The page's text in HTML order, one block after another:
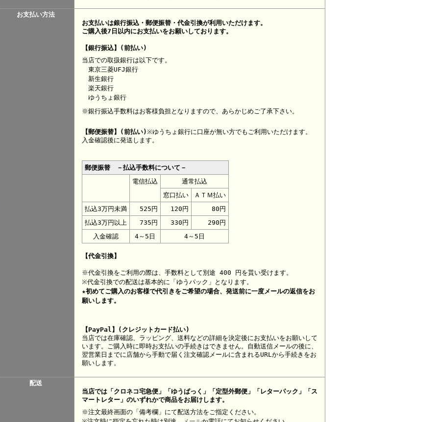
お支払い方法
お支払いは銀行振込・郵便振替・代金引換が利用いただけます。
ご購入後7日以内にお支払いをお願いしております。
【銀行振込】(前払い)
当店での取扱銀行は以下です。
東京三菱UFJ銀行
新生銀行
楽天銀行
ゆうちょ銀行
※銀行振込手数料はお客様負担となりますので、あらかじめご了承下さい。
【郵便振替】(前払い)※ゆうちょ銀行に口座が無い方でもご利用いただけます。
入金確認後に発送します。
郵便振替 －払込手数料について－
電信払込
通常払込
窓口払い
ＡＴＭ払い
払込3万円未満
525円 120円
80円
払込3万円以上
735円 330円
290円
入金確認
4～5日 4～5日
【代金引換】
※代金引換をご利用の際は、手数料として別途 400 円を貰い受けます。
※代金引換での配送は基本的に「ゆうパック」となります。
★初めてご購入のお客様で代引きをご希望の場合、 発送前に一度メールの返信をお
願いします。
【PayPal】(クレジットカード払い)
当店では在庫確認、ラッピング、送料などの詳細を決定後にお支払いをお願いして
います。ご購入時に即時お支払いの手続きはできません。自動送信メールの後に、
翌営業日までに店舗から手動で届く注文確認メールに含まれるURLから手続きをお
願いします。
配送
当店では「クロネコ宅急便」「ゆうぱっく」「定型外郵便」「レターパック」「ス
マートレター」のいずれかで商品をお届けします。
※注文最終画面の「備考欄」にて配送方法をご指定ください。